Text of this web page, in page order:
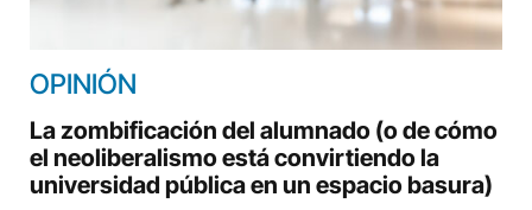
OPINIÓN
La zombificación del alumnado (o de cómo
el neoliberalismo está convirtiendo la
universidad pública en un espacio basura)